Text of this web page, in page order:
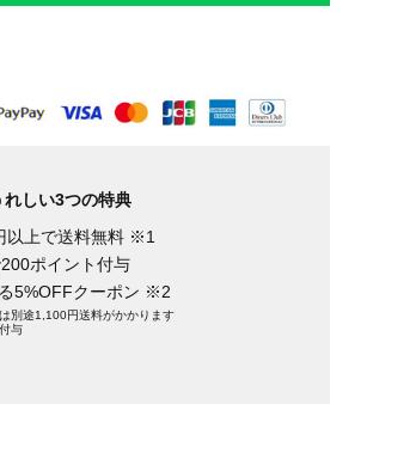
れしい3つの特典
以上で送料無料 ※1
ポイント付与
5%OFFクーポン ※2
別途1,100円送料がかかります
与